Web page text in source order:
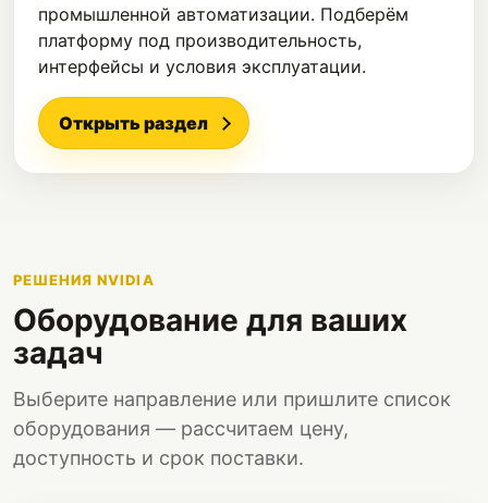
промышленной автоматизации. Подберём
платформу под производительность,
интерфейсы и условия эксплуатации.
Открыть раздел
РЕШЕНИЯ NVIDIA
Оборудование для ваших
задач
Выберите направление или пришлите список
оборудования — рассчитаем цену,
доступность и срок поставки.